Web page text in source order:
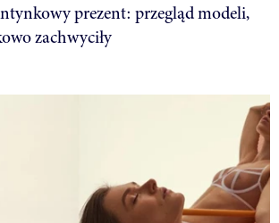
prezent: przegląd modeli,
zachwyciły